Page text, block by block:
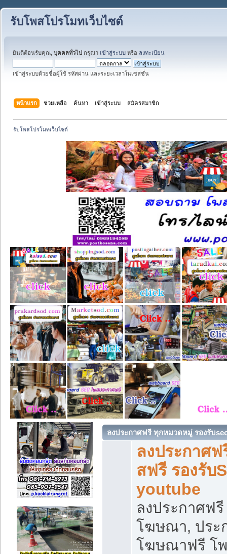
รับโพสโปรโมทเว็บไซต์
ยินดีต้อนรับคุณ, บุคคลทั่วไป กรุณา เข้าสู่ระบบ หรือ ลงทะเบียน
เข้าสู่ระบบด้วยชื่อผู้ใช้ รหัสผ่าน และระยะเวลาในเซสชั่น
หน้าแรก ช่วยเหลือ ค้นหา เข้าสู่ระบบ สมัครสมาชิก
รับโพสโปรโมทเว็บไซต์
ลงประกาศฟรี ทุกหมวดหมู่ รองรับ
ลงประกาศ
สฟรี รองรับ
youtube
ลงประกาศฟ
โฆษณา, ประ
โฆษณาฟรี โ